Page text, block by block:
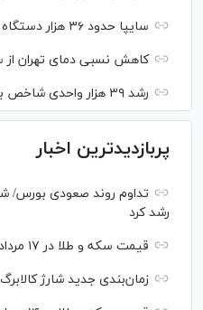
سایپا حدود ۳۶ هزار دستگاه از تعهدات خود را کاهش داد
کاهش نسبی دمای تهران از
رشد ۳۹ هزار واحدی شاخص بورس
پربازدیدترین اخبار
رشد کرد
قیمت سکه و طلا در ۱۷ مرداد ۱۴۰۵
زمان‌بندی جدید شارژ